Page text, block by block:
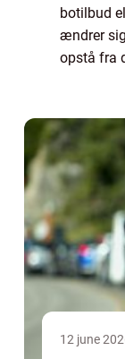
botilbud
ændrer
opstå fra
hu...
12 june